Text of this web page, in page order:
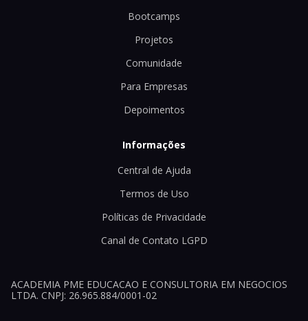
Bootcamps
Projetos
Comunidade
Para Empresas
Depoimentos
Informações
Central de Ajuda
Termos de Uso
Políticas de Privacidade
Canal de Contato LGPD
ACADEMIA PME EDUCACAO E CONSULTORIA EM NEGOCIOS
LTDA. CNPJ: 26.965.884/0001-02